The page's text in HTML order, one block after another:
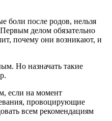
боли после родов, нельзя
делом обязательно
почему они возникают, и
Но назначать такие
если на момент
провоцирующие
всем рекомендациям